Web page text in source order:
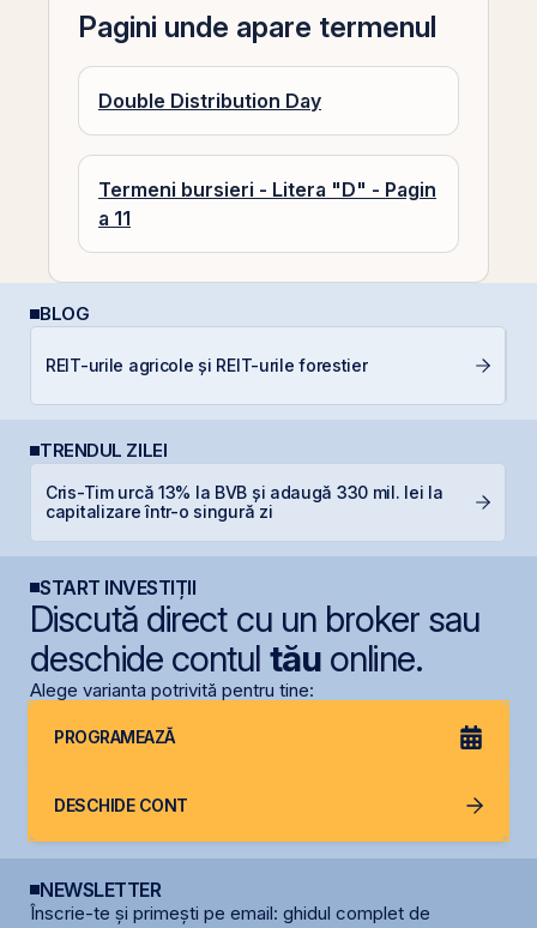
Pagini unde apare termenul
Double Distribution Day
Termeni bursieri - Litera "D" - Pagin
a 11
BLOG
REIT-urile agricole și REIT-urile forestier
TRENDUL ZILEI
Cris-Tim urcă 13% la BVB și adaugă 330 mil. lei la
capitalizare într-o singură zi
START INVESTIȚII
Discută direct cu un broker sau
deschide contul tăuonline.
Alege varianta potrivită pentru tine:
PROGRAMEAZĂ
DESCHIDE CONT
NEWSLETTER
Înscrie-te și primești pe email: ghidul complet de